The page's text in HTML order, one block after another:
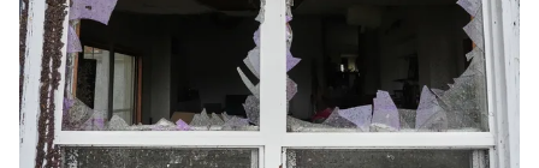
Thị trường 24h Tấm lòng Việt
VTV4 Vươn mình bằng AI
VTV9 VTV8